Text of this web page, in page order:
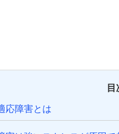
目
応障害とは